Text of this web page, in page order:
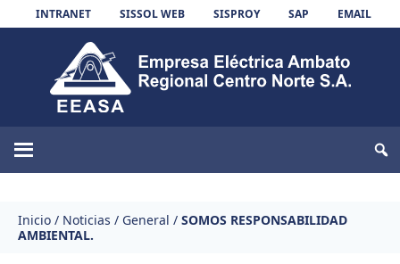
Skip to content
INTRANET SISSOL WEB SISPROY SAP EMAIL
EEASA
Inicio / Noticias / General / SOMOS RESPONSABILIDAD
AMBIENTAL.